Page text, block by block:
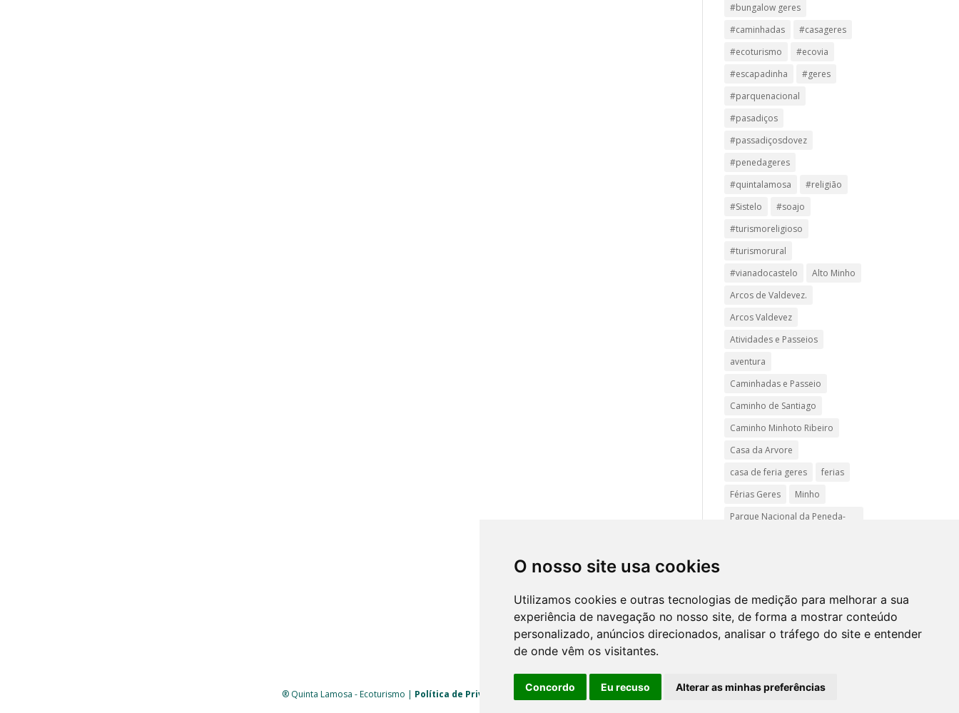
O nosso site usa cookies
Utilizamos cookies e outras tecnologias de medição para melhorar a sua
experiência de navegação no nosso site, de forma a mostrar conteúdo
personalizado, anúncios direcionados, analisar o tráfego do site e entender
de onde vêm os visitantes.
Concordo Eu recuso Alterar as minhas preferências
#bungalow geres
#caminhadas
#casageres
#ecoturismo
#ecovia
#escapadinha
#geres
#parquenacional
#pasadiços
#passadiçosdovez
#penedageres
#quintalamosa
#religião
#Sistelo
#soajo
#turismoreligioso
#turismorural
#vianadocastelo
Alto Minho
Arcos de Valdevez.
Arcos Valdevez
Atividades e Passeios
aventura
Caminhadas e Passeio
Caminho de Santiago
Caminho Minhoto Ribeiro
Casa da Arvore
casa de feria geres
ferias
Férias Geres
Minho
Parque Nacional da Peneda-
Pet friendly
Praias
Turismo Rural Gerês
® Quinta Lamosa - Ecoturismo | Política de Privacidade |Livro de Reclamações| Mapa
site